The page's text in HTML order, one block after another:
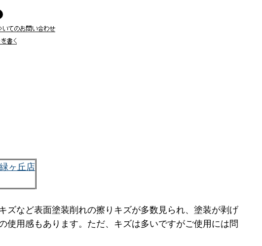
ヶ丘店
ズなど表面塗装削れの擦りキズが多数見られ、塗装が剥げ
用感もあります。ただ、キズは多いですがご使用には問